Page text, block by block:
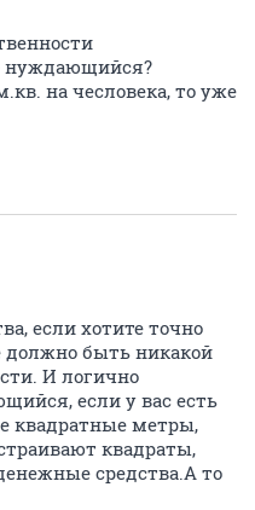
нуждающийся?
на чесловека, то уже
если хотите точно
должно быть никакой
И логично
если у вас есть
квадратные метры,
квадраты,
средства.А то